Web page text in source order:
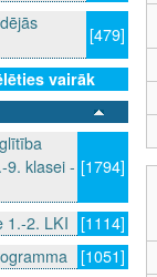
[479]
vairāk
9. klasei - [1794]
1.-2. LKI
[1114]
[1051]